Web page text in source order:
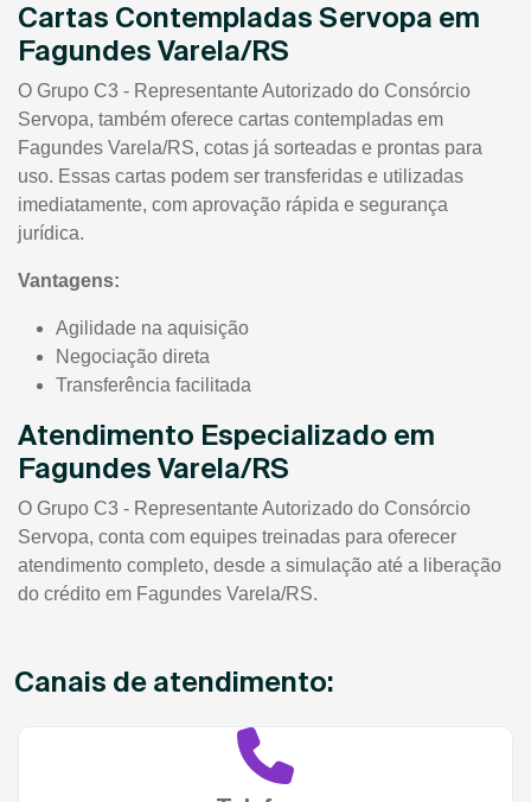
Cartas Contempladas Servopa em
Fagundes Varela/RS
O Grupo C3 - Representante Autorizado do Consórcio
Servopa, também oferece cartas contempladas em
Fagundes Varela/RS, cotas já sorteadas e prontas para
uso. Essas cartas podem ser transferidas e utilizadas
imediatamente, com aprovação rápida e segurança
jurídica.
Vantagens:
Agilidade na aquisição
Negociação direta
Transferência facilitada
Atendimento Especializado em
Fagundes Varela/RS
O Grupo C3 - Representante Autorizado do Consórcio
Servopa, conta com equipes treinadas para oferecer
atendimento completo, desde a simulação até a liberação
do crédito em Fagundes Varela/RS.
Canais de atendimento: